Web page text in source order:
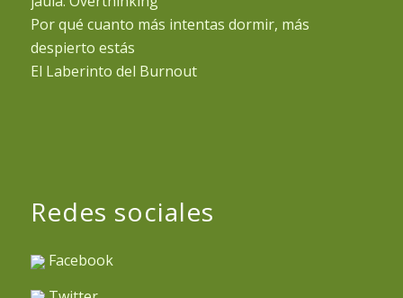
Por qué cuanto más intentas dormir, más
despierto estás
El Laberinto del Burnout
Redes sociales
Facebook